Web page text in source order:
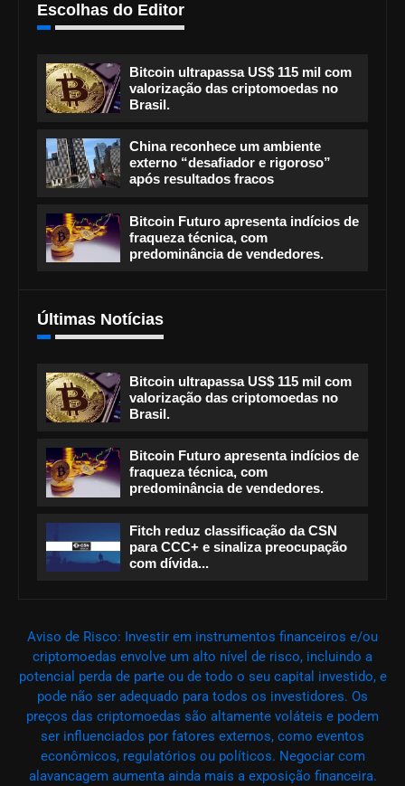
Escolhas do Editor
Bitcoin ultrapassa US$ 115 mil com
valorização das criptomoedas no
Brasil.
China reconhece um ambiente
externo “desafiador e rigoroso”
após resultados fracos
Bitcoin Futuro apresenta indícios de
fraqueza técnica, com
predominância de vendedores.
Últimas Notícias
Bitcoin ultrapassa US$ 115 mil com
valorização das criptomoedas no
Brasil.
Bitcoin Futuro apresenta indícios de
fraqueza técnica, com
predominância de vendedores.
Fitch reduz classificação da CSN
para CCC+ e sinaliza preocupação
com dívida...
Aviso de Risco: Investir em instrumentos financeiros e/ou
criptomoedas envolve um alto nível de risco, incluindo a
potencial perda de parte ou de todo o seu capital investido, e
pode não ser adequado para todos os investidores. Os
preços das criptomoedas são altamente voláteis e podem
ser influenciados por fatores externos, como eventos
econômicos, regulatórios ou políticos. Negociar com
alavancagem aumenta ainda mais a exposição financeira.